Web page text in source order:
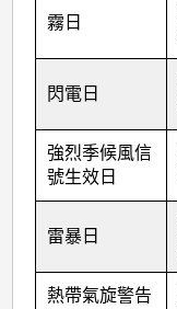
霧日
閃電日
強烈季候風信
號生效日
雷暴日
熱帶氣旋警告